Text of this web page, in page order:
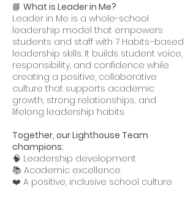
📘 What is Leader in Me?
Leader in Me is a whole-school
leadership model that empowers
students and staff with 7 Habits–based
leadership skills. It builds student voice,
responsibility, and confidence while
creating a positive, collaborative
culture that supports academic
growth, strong relationships, and
lifelong leadership habits.
Together, our Lighthouse Team
champions:
🧠 Leadership development
📚 Academic excellence
❤️ A positive, inclusive school culture